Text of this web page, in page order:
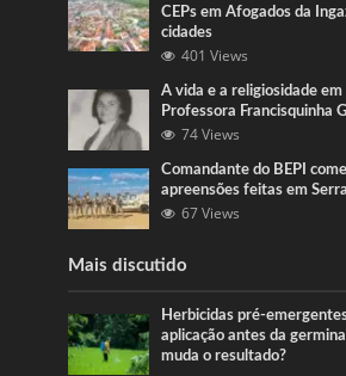
CEPs em Afogados da
cidades
401 Views
A vida e a religiosidade em
Professora Francisquinha
74 Views
Comandante do BEPI
apreensões feitas em
67 Views
Mais discutido
Herbicidas pré-
aplicação antes da
muda o resultado?